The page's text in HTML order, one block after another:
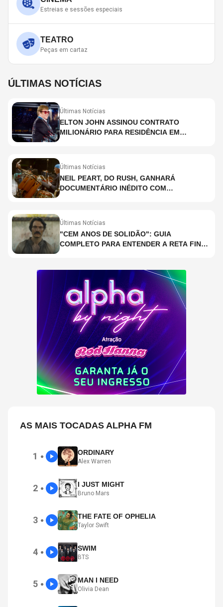
Estreias e sessões especiais
TEATRO
Peças em cartaz
ÚLTIMAS NOTÍCIAS
Últimas Notícias
ELTON JOHN ASSINOU CONTRATO
MILIONÁRIO PARA RESIDÊNCIA EM
Últimas Notícias
NEIL PEART, DO RUSH, GANHARÁ
DOCUMENTÁRIO INÉDITO COM
Últimas Notícias
"CEM ANOS DE SOLIDÃO": GUIA
COMPLETO PARA ENTENDER A RETA FINAL
AS MAIS TOCADAS ALPHA FM
1 ● ORDINARY
Alex Warren
2 ● I JUST MIGHT
Bruno Mars
3 ● THE FATE OF OPHELIA
Taylor Swift
4 ● SWIM
BTS
5 ● MAN I NEED
Olivia Dean